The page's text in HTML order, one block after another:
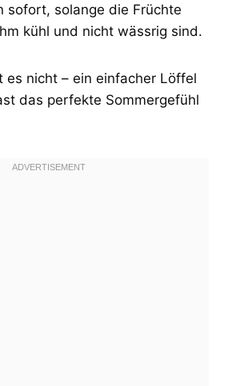
sofort, solange die Früchte
kühl und nicht wässrig sind.
es nicht – ein einfacher Löffel
das perfekte Sommergefühl